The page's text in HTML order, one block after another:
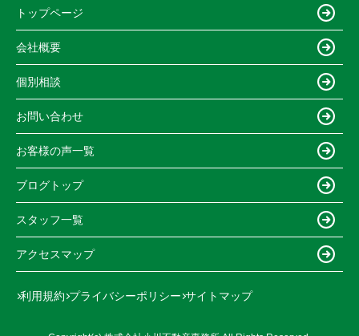
トップページ
会社概要
個別相談
お問い合わせ
お客様の声一覧
ブログトップ
スタッフ一覧
アクセスマップ
利用規約 プライバシーポリシー サイトマップ